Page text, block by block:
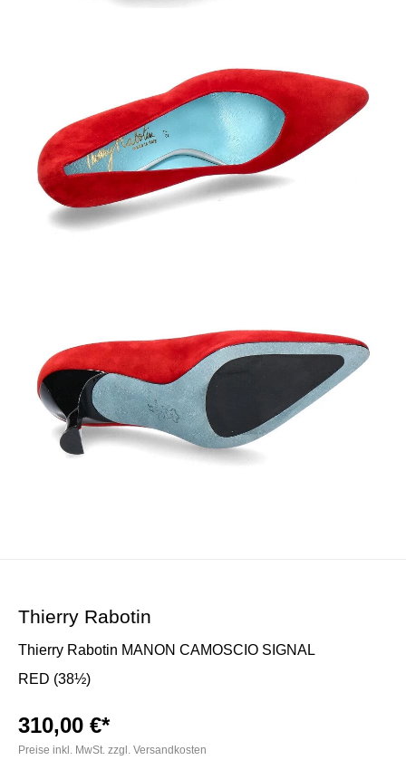
Thierry Rabotin
Thierry Rabotin MANON CAMOSCIO SIGNAL
RED (38½)
310,00 €*
Preise inkl. MwSt. zzgl. Versandkosten